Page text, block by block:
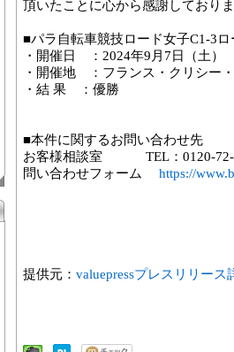
頂いたことに心から感謝しており
■パラ自転車競技ロード女子C1-3
・開催日 ：2024年9月7日（土
・開催地 ：フランス・クリシー
・結 果 ：優勝
■本件に関するお問い合わせ先
お客様相談室 TEL：0120-72-
問い合わせフォーム https://
提供元： valuepressプレスリリース